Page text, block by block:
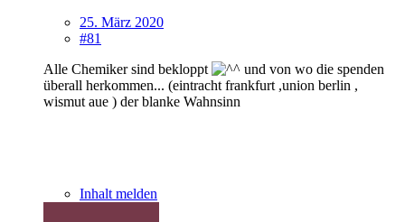
25. März 2020
#81
Alle Chemiker sind bekloppt
und von wo die spenden
überall herkommen... (eintracht frankfurt ,union berlin ,
wismut aue ) der blanke Wahnsinn
Inhalt melden